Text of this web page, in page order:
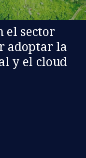
el sector
adoptar la
y el cloud